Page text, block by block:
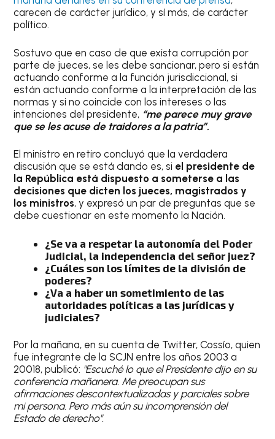
carecen de carácter jurídico, y sí más, de carácter
político.
Sostuvo que en caso de que exista corrupción por
parte de jueces, se les debe sancionar, pero si están
actuando conforme a la función jurisdiccional, si
están actuando conforme a la interpretación de las
normas y si no coincide con los intereses o las
intenciones del presidente, “me parece muy grave
que se les acuse de traidores a la patria”.
El ministro en retiro concluyó que la verdadera
discusión que se está dando es, si el presidente de
la República está dispuesto a someterse a las
decisiones que dicten los jueces, magistrados y
los ministros, y expresó un par de preguntas que se
debe cuestionar en este momento la Nación.
¿Se va a respetar la autonomía del Poder
Judicial, la independencia del señor juez?
¿Cuáles son los límites de la división de
poderes?
¿Va a haber un sometimiento de las
autoridades políticas a las jurídicas y
judiciales?
Por la mañana, en su cuenta de Twitter, Cossío, quien
fue integrante de la SCJN entre los años 2003 a
20018, publicó: "Escuché lo que el Presidente dijo en su
conferencia mañanera. Me preocupan sus
afirmaciones descontextualizadas y parciales sobre
mi persona. Pero más aún su incomprensión del
Estado de derecho".